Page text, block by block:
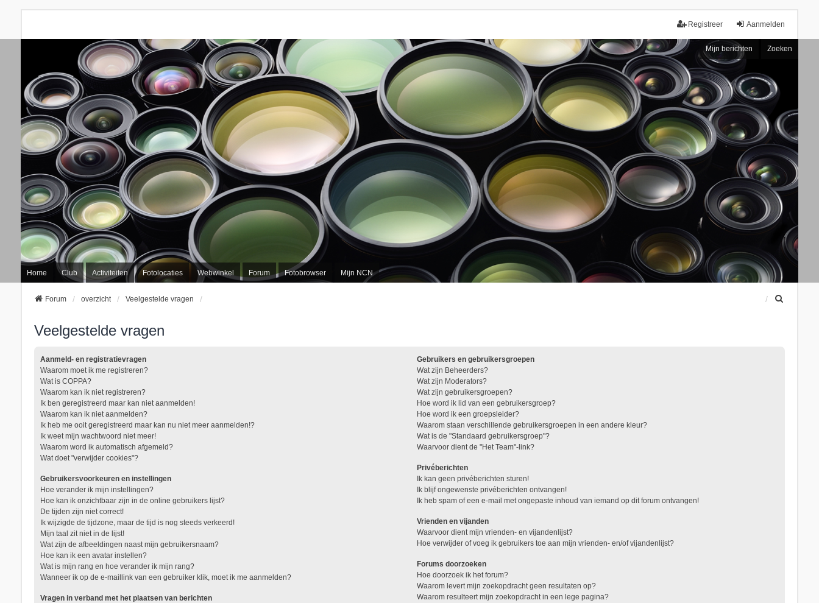
Aanmelden
Registreer
Mijn berichten Zoeken
Home Club Activiteiten Fotolocaties Webwinkel Forum Fotobrowser Mijn NCN
Forum overzicht Veelgestelde vragen
Veelgestelde vragen
Aanmeld- en registratievragen
Waarom moet ik me registreren?
Wat is COPPA?
Waarom kan ik niet registreren?
Ik ben geregistreerd maar kan niet aanmelden!
Waarom kan ik niet aanmelden?
Ik heb me ooit geregistreerd maar kan nu niet meer aanmelden!?
Ik weet mijn wachtwoord niet meer!
Waarom word ik automatisch afgemeld?
Wat doet "verwijder cookies"?
Gebruikersvoorkeuren en instellingen
Hoe verander ik mijn instellingen?
Hoe kan ik onzichtbaar zijn in de online gebruikers lijst?
De tijden zijn niet correct!
Ik wijzigde de tijdzone, maar de tijd is nog steeds verkeerd!
Mijn taal zit niet in de lijst!
Wat zijn de afbeeldingen naast mijn gebruikersnaam?
Hoe kan ik een avatar instellen?
Wat is mijn rang en hoe verander ik mijn rang?
Wanneer ik op de e-maillink van een gebruiker klik, moet ik me aanmelden?
Vragen in verband met het plaatsen van berichten
Gebruikers en gebruikersgroepen
Wat zijn Beheerders?
Wat zijn Moderators?
Wat zijn gebruikersgroepen?
Hoe word ik lid van een gebruikersgroep?
Hoe word ik een groepsleider?
Waarom staan verschillende gebruikersgroepen in een andere kleur?
Wat is de "Standaard gebruikersgroep"?
Waarvoor dient de "Het Team"-link?
Privéberichten
Ik kan geen privéberichten sturen!
Ik blijf ongewenste privéberichten ontvangen!
Ik heb spam of een e-mail met ongepaste inhoud van iemand op dit forum ontvangen!
Vrienden en vijanden
Waarvoor dient mijn vrienden- en vijandenlijst?
Hoe verwijder of voeg ik gebruikers toe aan mijn vrienden- en/of vijandenlijst?
Forums doorzoeken
Hoe doorzoek ik het forum?
Waarom levert mijn zoekopdracht geen resultaten op?
Waarom resulteert mijn zoekopdracht in een lege pagina?